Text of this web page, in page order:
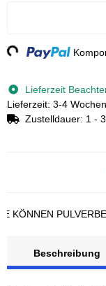
Lieferzeit
Lieferzeit: 3-4 Wochen
Zustelldauer: 1 - 3
Beschreibung